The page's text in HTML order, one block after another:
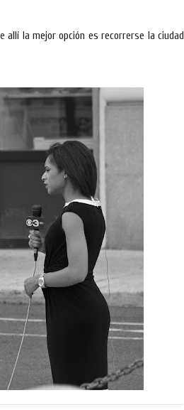
allí la mejor opción es recorrerse la ciudad